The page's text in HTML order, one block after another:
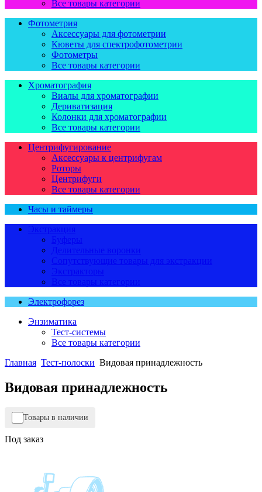
Все товары категории
Фотометрия
Аксессуары для фотометрии
Кюветы для спектрофотометрии
Фотометры
Все товары категории
Хроматография
Виалы для хроматографии
Дериватизация
Колонки для хроматографии
Все товары категории
Центрифугирование
Аксессуары к центрифугам
Роторы
Центрифуги
Все товары категории
Часы и таймеры
Экстракция
Буферы
Делительные воронки
Сопутствующие товары для экстракции
Экстракторы
Все товары категории
Электрофорез
Энзиматика
Тест-системы
Все товары категории
Главная Тест-полоски Видовая принадлежность
Видовая принадлежность
Товары в наличии
Под заказ